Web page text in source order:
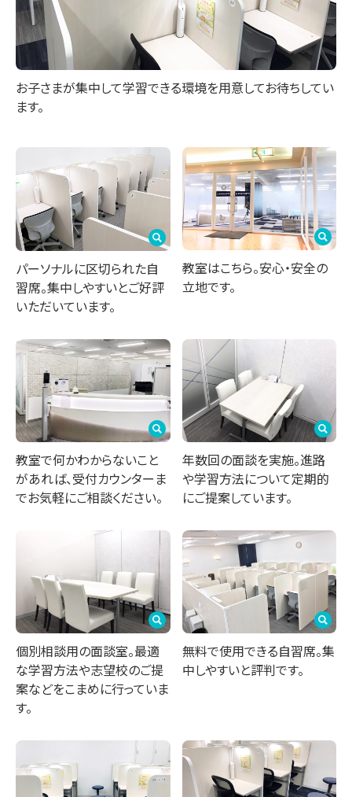
お子さまが集中して学習できる環境を用意してお待ちしてい
ます。
パーソナルに区切られた自
習席。集中しやすいとご好評
いただいています。
教室はこちら。安心・安全の
立地です。
教室で何かわからないこと
があれば、受付カウンターま
でお気軽にご相談ください。
年数回の面談を実施。進路
や学習方法について定期的
にご提案しています。
個別相談用の面談室。最適
な学習方法や志望校のご提
案などをこまめに行っていま
す。
無料で使用できる自習席。集
中しやすいと評判です。